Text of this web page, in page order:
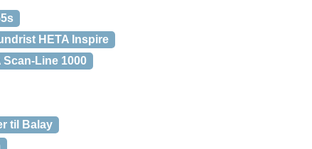
HETA Inspire
Scan-Line 1000
til Balay